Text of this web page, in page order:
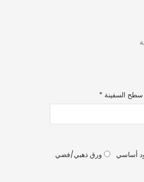
السفينة *
أساسي ورق ذهبي/فضي